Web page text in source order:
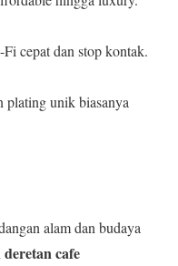
cepat dan stop kontak.
plating unik biasanya
alam dan budaya
deretan cafe